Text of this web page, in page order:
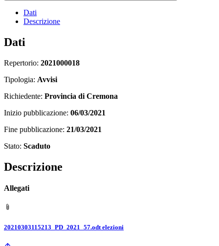
Dati
Descrizione
Dati
Repertorio: 2021000018
Tipologia: Avvisi
Richiedente: Provincia di Cremona
Inizio pubblicazione: 06/03/2021
Fine pubblicazione: 21/03/2021
Stato: Scaduto
Descrizione
Allegati
20210303115213_PD_2021_57.odt elezioni